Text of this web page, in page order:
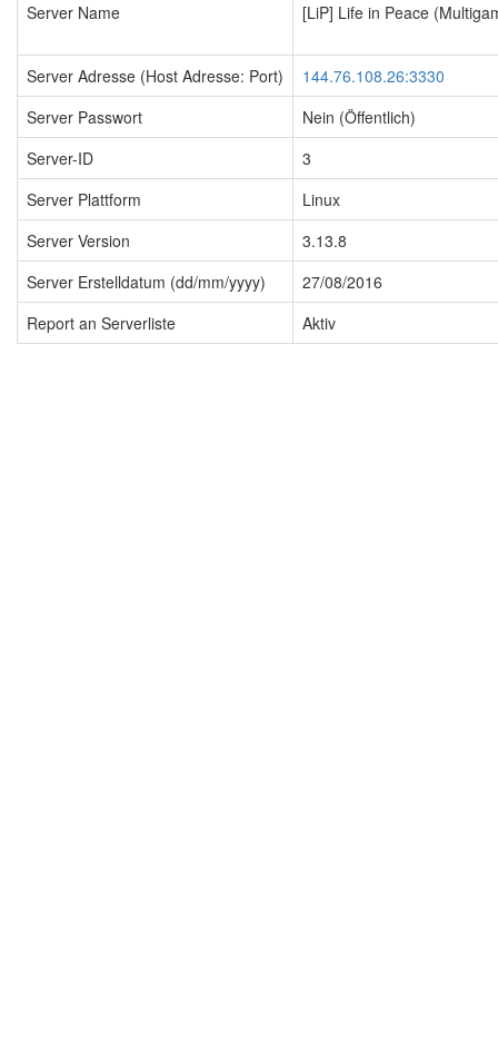
Server Name [LiP] Life in Peace
Server Adresse (Host Adresse: Port)
144.76.108.26:3330
Server Passwort
Nein (Öffentlich)
Server-ID
3
Server Plattform
Linux
Server Version
3.13.8
Server Erstelldatum (dd/mm/yyyy)
27/08/2016
Report an Serverliste
Aktiv